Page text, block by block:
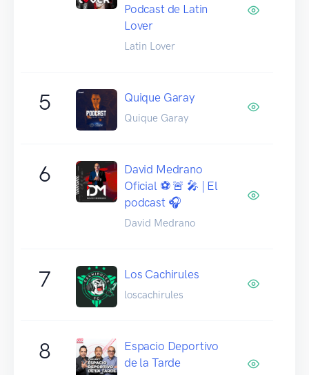
Podcast de Latin
Lover
Latin Lover
5 Quique Garay
Quique Garay
6
David Medrano
Oficial ⚽️ 🚨 🎤 | El
podcast 🎧
David Medrano
7 Los Cachirules
loscachirules
8
Espacio Deportivo
de la Tarde